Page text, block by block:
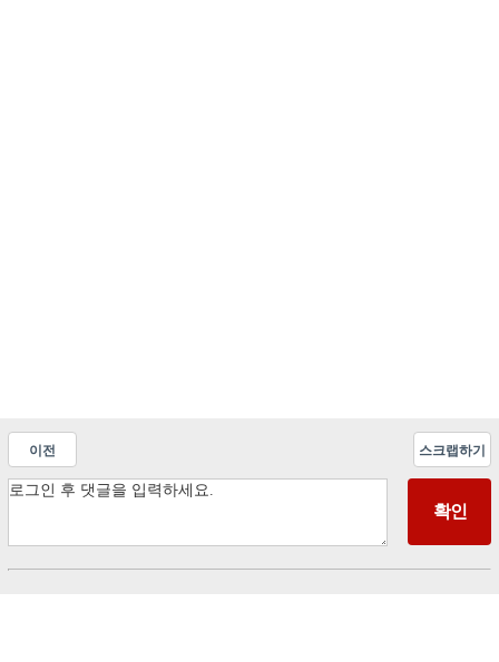
이전 스크랩하기